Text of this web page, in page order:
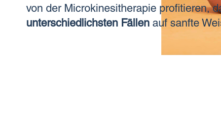
von der Microkinesitherapie profitieren,
unterschiedlichsten Fällen auf sanfte